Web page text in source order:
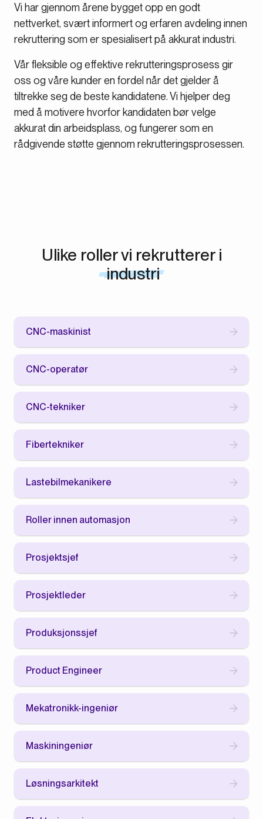
Vi har gjennom årene bygget opp en godt
nettverket, svært informert og erfaren avdeling innen
rekruttering som er spesialisert på akkurat industri.
Vår fleksible og effektive rekrutteringsprosess gir
oss og våre kunder en fordel når det gjelder å
tiltrekke seg de beste kandidatene. Vi hjelper deg
med å motivere hvorfor kandidaten bør velge
akkurat din arbeidsplass, og fungerer som en
rådgivende støtte gjennom rekrutteringsprosessen.
Ulike roller vi rekrutterer i
industri
CNC-maskinist
CNC-operatør
CNC-tekniker
Fibertekniker
Lastebilmekanikere
Roller innen automasjon
Prosjektsjef
Prosjektleder
Produksjonssjef
Product Engineer
Mekatronikk-ingeniør
Maskiningeniør
Løsningsarkitekt